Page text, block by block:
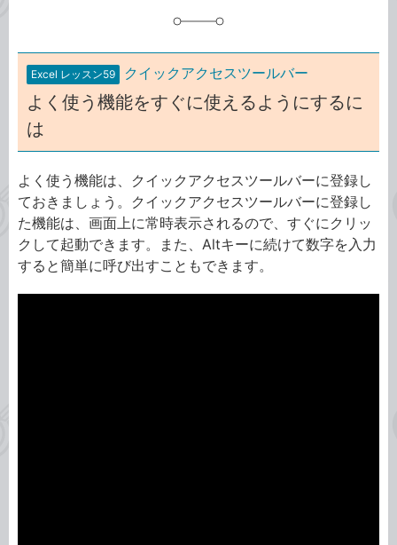
Excel レッスン59 クイックアクセスツールバー
よく使う機能をすぐに使えるようにするに
は
よく使う機能は、クイックアクセスツールバーに登録し
ておきましょう。クイックアクセスツールバーに登録し
た機能は、画面上に常時表示されるので、すぐにクリッ
クして起動できます。また、Altキーに続けて数字を入力
すると簡単に呼び出すこともできます。